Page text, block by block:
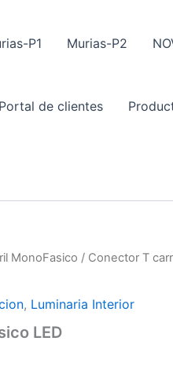
P1 Murias-P2
Portal de clientes
MonoFasico / Conector T
, Luminaria Interior
LED